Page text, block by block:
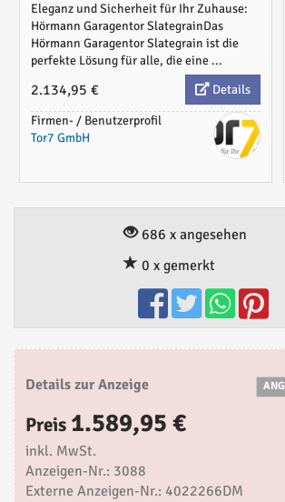
Eleganz und Sicherheit für Ihr Zuhause:
Hörmann Garagentor SlategrainDas
Hörmann Garagentor Slategrain ist die
perfekte Lösung für alle, die eine ...
2.134,95 €
Details
Firmen- / Benutzerprofil
Tor7 GmbH
686 x angesehen
0 x gemerkt
Details zur Anzeige ANG
Preis 1.589,95 €
inkl. MwSt.
Anzeigen-Nr.: 3088
Externe Anzeigen-Nr.: 4022266DM